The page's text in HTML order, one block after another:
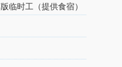
临时工（提供食宿）